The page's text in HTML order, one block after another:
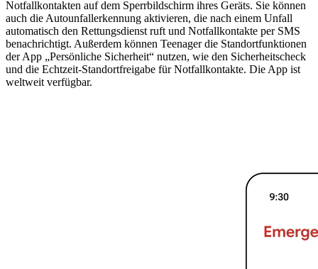
Notfallkontakten auf dem Sperrbildschirm ihres Geräts. Sie können
auch die Autounfallerkennung aktivieren, die nach einem Unfall
automatisch den Rettungsdienst ruft und Notfallkontakte per SMS
benachrichtigt. Außerdem können Teenager die Standortfunktionen
der App „Persönliche Sicherheit“ nutzen, wie den Sicherheitscheck
und die Echtzeit-Standortfreigabe für Notfallkontakte. Die App ist
weltweit verfügbar.